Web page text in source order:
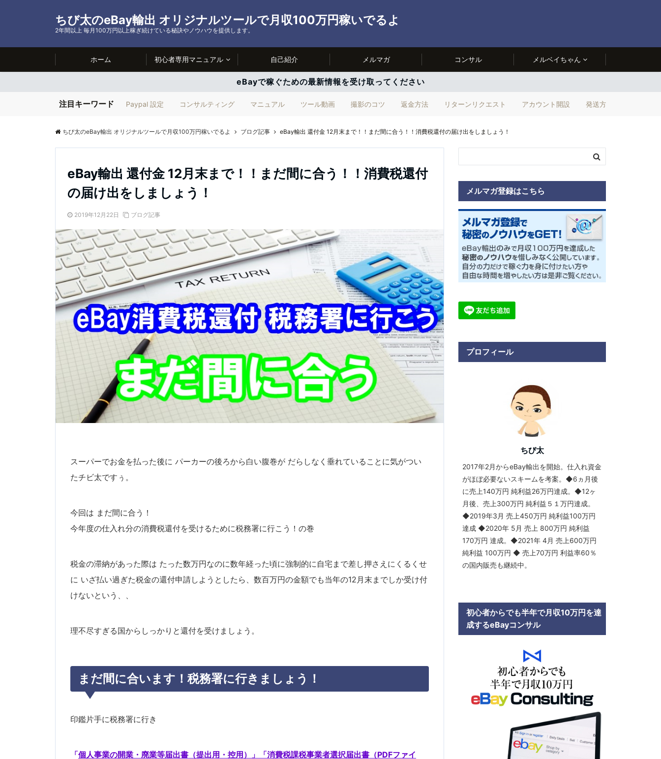
ちび太のeBay輸出 オリジナルツールで月収100万円稼いでるよ
2年間以上 毎月100万円以上稼ぎ続けている秘訣やノウハウを提供します。
ホーム 初心者専用マニュアル 自己紹介 メルマガ コンサル メルベイちゃん
eBayで稼ぐための最新情報を受け取ってください
注目キーワード Paypal 設定 コンサルティング マニュアル ツール動画 撮影のコツ 返金方法 リターンリクエスト アカウント開設 発送方法
ちび太のeBay輸出 オリジナルツールで月収100万円稼いでるよ ブログ記事 eBay輸出 還付金 12月末まで！！まだ間に合う！！消費税還付の届け出をしましょう！
eBay輸出 還付金 12月末まで！！まだ間に合う！！消費税還付
の届け出をしましょう！
2019年12月22日 ブログ記事
スーパーでお金を払った後に パーカーの後ろから白い腹巻が だらしなく垂れていることに気がつい
たチビ太ですぅ。
今回は まだ間に合う！
今年度の仕入れ分の消費税還付を受けるために税務署に行こう！の巻
税金の滞納があった際は たった数万円なのに数年経った頃に強制的に自宅まで差し押さえにくるくせ
に いざ払い過ぎた税金の還付申請しようとしたら、数百万円の金額でも当年の12月末までしか受け付
けないという、、
理不尽すぎる国からしっかりと還付を受けましょう。
まだ間に合います！税務署に行きましょう！
印鑑片手に税務署に行き
「個人事業の開業・廃業等届出書（提出用・控用）」「消費税課税事業者選択届出書（PDFファイ
メルマガ登録はこちら
プロフィール
ちび太
2017年2月からeBay輸出を開始。仕入れ資金
がほぼ必要ないスキームを考案。◆6ヵ月後
に売上140万円 純利益26万円達成。◆12ヶ
月後、売上300万円 純利益５１万円達成。
◆2019年3月 売上450万円 純利益100万円
達成 ◆2020年 5月 売上 800万円 純利益
170万円 達成。◆2021年 4月 売上600万円
純利益 100万円 ◆ 売上70万円 利益率60％
の国内販売も継続中。
初心者からでも半年で月収10万円を達
成するeBayコンサル